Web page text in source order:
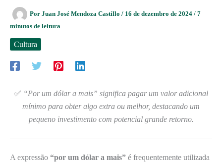
Por Juan José Mendoza Castillo / 16 de dezembro de 2024 / 7
minutos de leitura
Cultura
✅ “Por um dólar a mais” significa pagar um valor adicional
mínimo para obter algo extra ou melhor, destacando um
pequeno investimento com potencial grande retorno.
A expressão “por um dólar a mais” é frequentemente utilizada